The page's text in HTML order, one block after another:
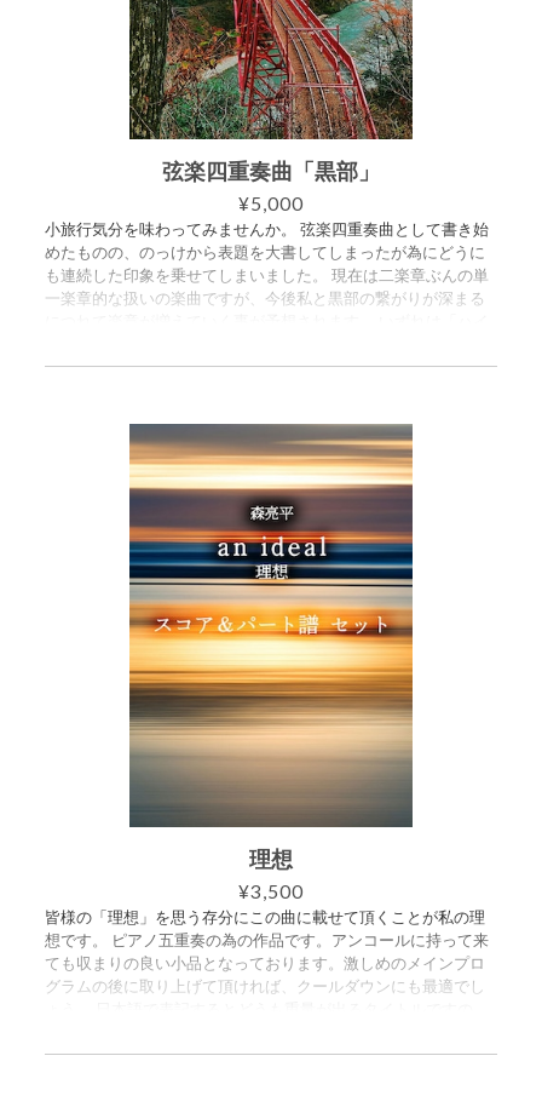
弦楽四重奏曲「黒部」
¥5,000
小旅行気分を味わってみませんか。 弦楽四重奏曲として書き始
めたものの、のっけから表題を大書してしまったが為にどうに
も連続した印象を乗せてしまいました。 現在は二楽章ぶんの単
一楽章的な扱いの楽曲ですが、今後私と黒部の繋がりが深まる
に発展していけば良いなぁ。 （森亮平） ================
ラ／チェロ）がセットになっています。ご購入いただくと、5つ
のPDFが入ったZIPファイルをダウンロードできます。 ・スコア
譜 19ページ ・パート譜（ヴァイオリン1） 7ページ ・パー
ト譜（ヴァイオリン2） 9ページ ・パート譜（ヴィオラ） 8
ページ ・パート譜（チェロ） 9ページ この楽曲は2024年8月1
6日のライブ配信コンサートにて演奏されました。 https://www.
youtube.com/live/jFJ5tPMtU90?si=00wIyjrI5WMws0HA&t=31
理想
¥3,500
皆様の「理想」を思う存分にこの曲に載せて頂くことが私の理
想です。 ピアノ五重奏の為の作品です。アンコールに持って来
ても収まりの良い小品となっております。激しめのメインプロ
グラムの後に取り上げて頂ければ、クールダウンにも最適でし
い。 因みにロシア語では「идеальный」、アラビア語では「مثا